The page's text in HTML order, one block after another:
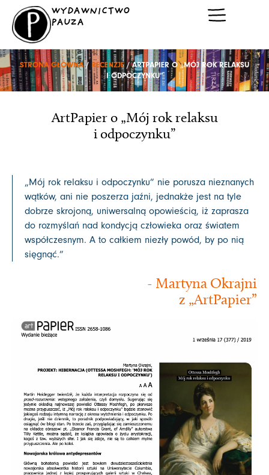
Przejdź
treści
WYDAWNICTWO
PAUZA
STRONA GŁÓWNA/ RECENZJE / ARTPAPIER O „MÓJ ROK RELAKSU
I ODPOCZYNKU”
ArtPapier o „Mój rok relaksu
i odpoczynku”
„Mój rok relaksu i odpoczynku” nie porusza nieznanych
wątków, ani nie poszerza jaźni, jednakże jest na tyle
dobrze skrojoną, uniwersalną opowieścią, iż zaprasza
do rozmyślań nad kondycją człowieka oraz światem
współczesnym. A to całkiem niezły powód, by po nią
sięgnąć.”
- Martyna Okrajni
z „ArtPapier”